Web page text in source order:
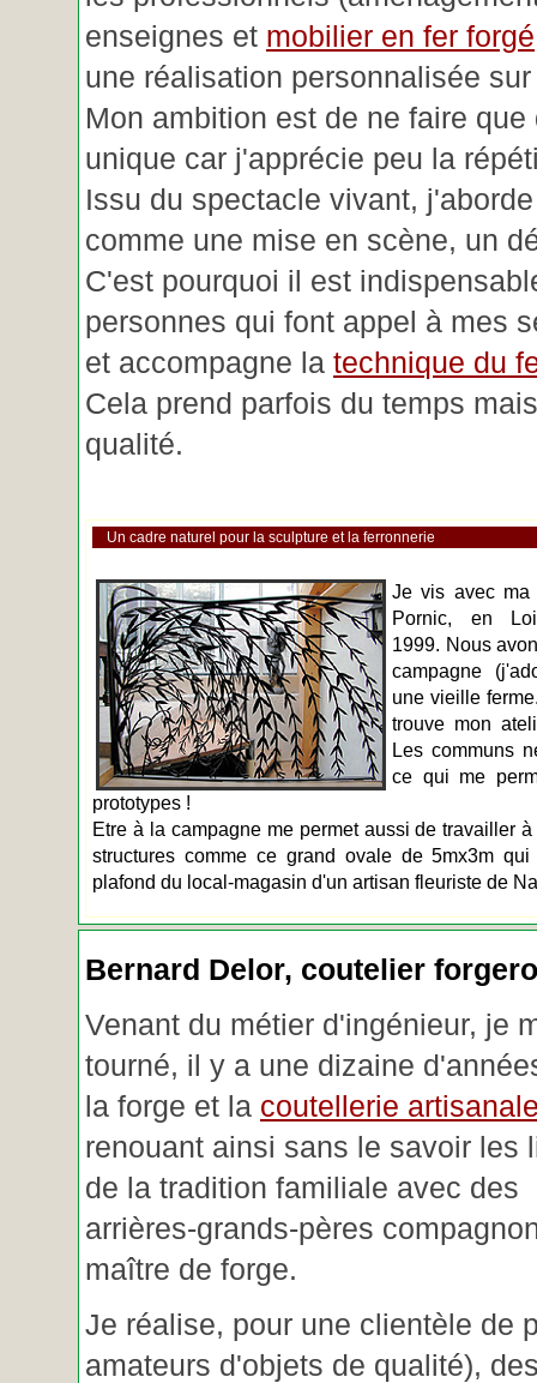
enseignes et mobilier en fer forgé
une réalisation personnalisée
Mon ambition est de ne faire que
unique car j'apprécie peu la
Issu du spectacle vivant,
comme une mise en scène, un
C'est pourquoi il est
personnes qui font appel à mes
et accompagne la technique du
Cela prend parfois du temps
qualité.
Un cadre naturel pour la sculpture et la ferronnerie
Je vis avec ma
Pornic, en
1999. Nous
campagne
une vieille
trouve mon
Les communs
ce qui me
prototypes !
Etre à la campagne me permet aussi de travailler
structures comme ce grand ovale de 5mx3m
plafond du local-magasin d'un artisan fleuriste de
Bernard Delor, coutelier
Venant du métier d'ingénieur, je
tourné, il y a une dizaine
la forge et la coutellerie
renouant ainsi sans le savoir les
de la tradition familiale avec des
arrières-grands-pères
maître de forge.
Je réalise, pour une clientèle de
amateurs d'objets de qualité),